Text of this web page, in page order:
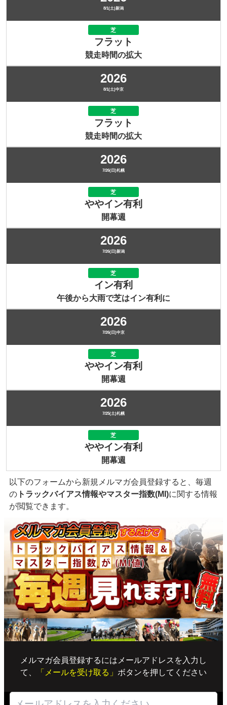
8/1(土)新潟
芝
フラット
競走時間の拡大
2026
8/1(土)中京
芝
フラット
競走時間の拡大
2026
7/26(日)札幌
芝
ややイン有利
開幕週
2026
7/26(日)新潟
芝
イン有利
午後から大雨で芝はイン有利に
2026
7/26(日)中京
芝
ややイン有利
開幕週
2026
7/25(土)札幌
芝
ややイン有利
開幕週
以下のフォームから新規メルマガ会員登録すると、毎週
の トラックバイアス情報やマスター指数(MI)に関する情報
が閲覧できます。
メルマガ会員登録するにはメールアドレスを入力し
て、
「メールを受け取る」 ボタンを押してください